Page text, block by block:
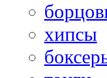
хипсы